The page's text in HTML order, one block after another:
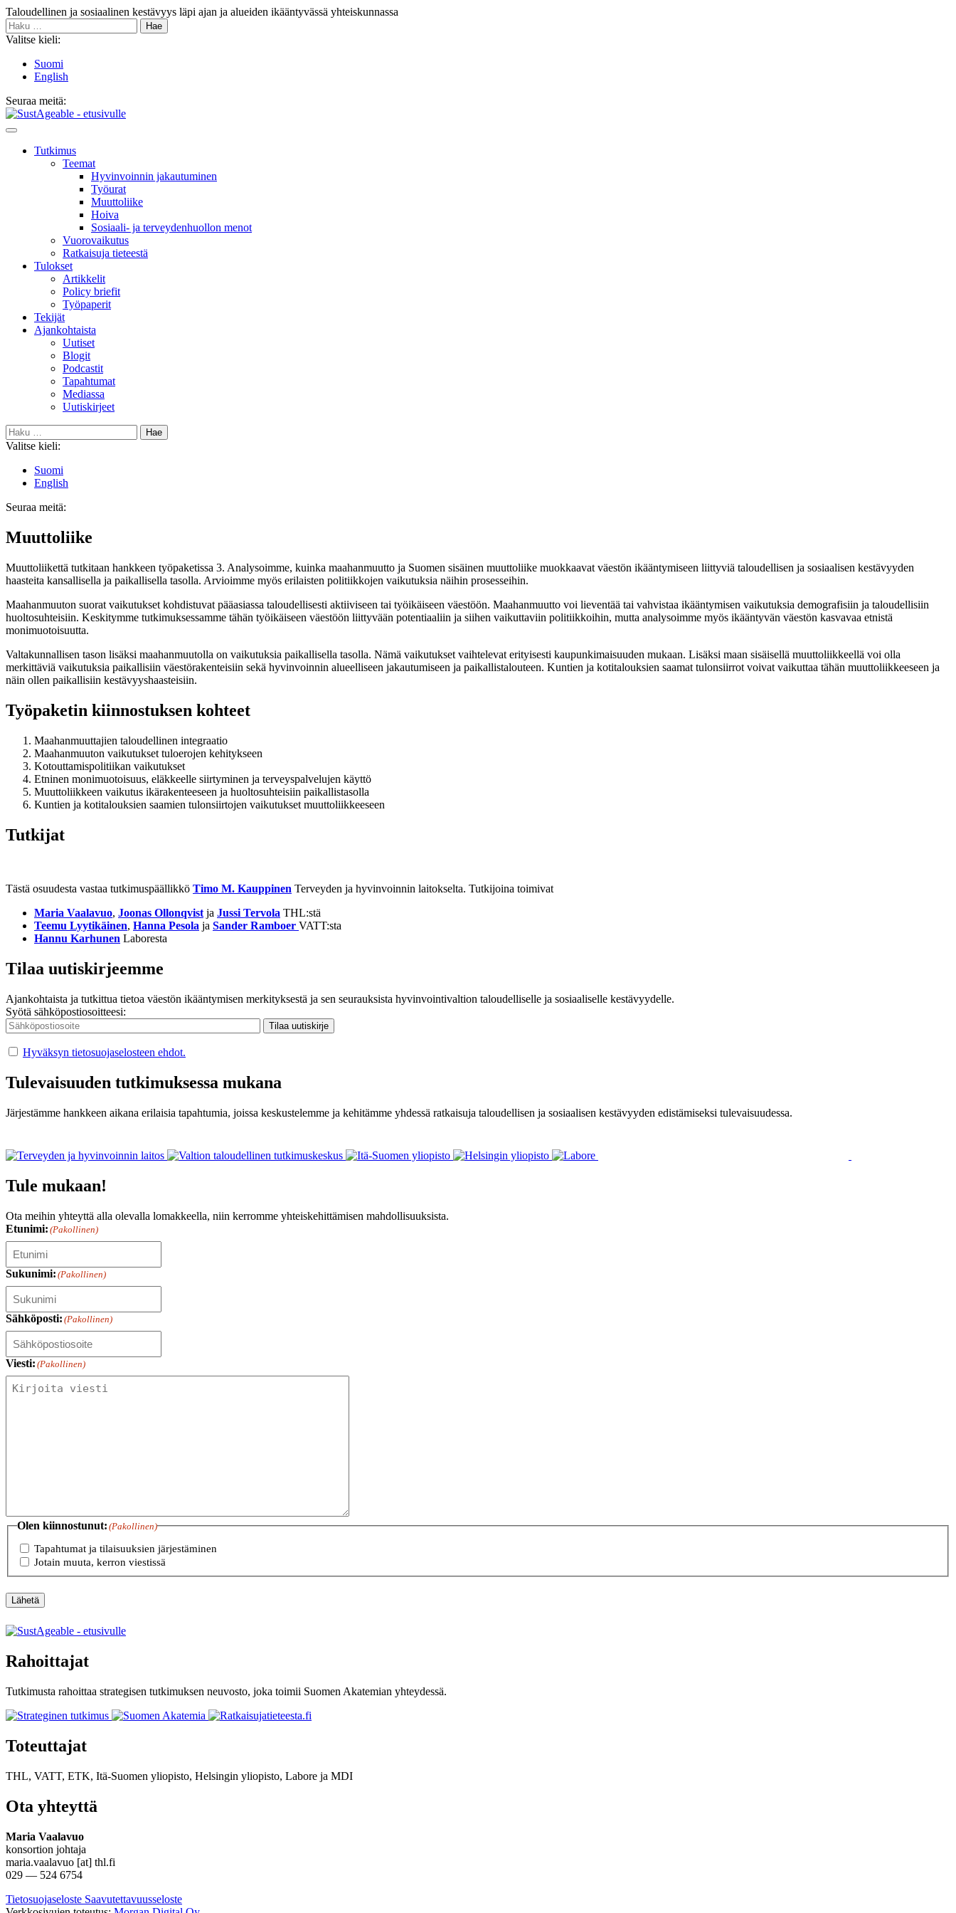
Siirry
sisältöön
Taloudellinen ja sosiaalinen kestävyys läpi ajan ja alueiden ikääntyvässä yhteiskunnassa
Haku:
Valitse kieli:
Suomi
English
Seuraa meitä:
Bluesky
Main
Tutkimus
Teemat
Hyvinvoin­nin jakautuminen
Työurat
Muutto­liike
Hoiva
Sosiaali- ja terveyden­huollon menot
Vuorovaikutus
Ratkaisuja tieteestä
Tulokset
Artikkelit
Policy briefit
Työpaperit
Tekijät
Ajankohtaista
Uutiset
Blogit
Podcastit
Tapahtumat
Mediassa
Uutiskirjeet
Haku:
Valitse kieli:
Suomi
English
Seuraa meitä:
Muutto­liike
Muuttoliikettä tutkitaan hankkeen työpaketissa 3. Analysoimme, kuinka maahanmuutto ja Suomen sisäinen muuttoliike muokkaavat väestön ikääntymiseen liittyviä taloudellisen ja sosiaalisen kestävyyden
haasteita kansallisella ja paikallisella tasolla. Arvioimme myös erilaisten politiikkojen vaikutuksia näihin prosesseihin.
Maahanmuuton suorat vaikutukset kohdistuvat pääasiassa taloudellisesti aktiiviseen tai työikäiseen väestöön. Maahanmuutto voi lieventää tai vahvistaa ikääntymisen vaikutuksia demografisiin ja taloudellisiin
huoltosuhteisiin. Keskitymme tutkimuksessamme tähän työikäiseen väestöön liittyvään potentiaaliin ja siihen vaikuttaviin politiikkoihin, mutta analysoimme myös ikääntyvän väestön kasvavaa etnistä
monimuotoisuutta.
Valtakunnallisen tason lisäksi maahanmuutolla on vaikutuksia paikallisella tasolla. Nämä vaikutukset vaihtelevat erityisesti kaupunkimaisuuden mukaan. Lisäksi maan sisäisellä muuttoliikkeellä voi olla
merkittäviä vaikutuksia paikallisiin väestörakenteisiin sekä hyvinvoinnin alueelliseen jakautumiseen ja paikallistalouteen. Kuntien ja kotitalouksien saamat tulonsiirrot voivat vaikuttaa tähän muuttoliikkeeseen ja
näin ollen paikallisiin kestävyyshaasteisiin.
Työpaketin kiinnostuksen kohteet
Maahanmuuttajien taloudellinen integraatio
Maahanmuuton vaikutukset tuloerojen kehitykseen
Kotouttamispolitiikan vaikutukset
Etninen monimuotoisuus, eläkkeelle siirtyminen ja terveyspalvelujen käyttö
Muuttoliikkeen vaikutus ikärakenteeseen ja huoltosuhteisiin paikallistasolla
Kuntien ja kotitalouksien saamien tulonsiirtojen vaikutukset muuttoliikkeeseen
Tutkijat
Tästä osuudesta vastaa tutkimuspäällikkö Timo M. Kauppinen Terveyden ja hyvinvoinnin laitokselta. Tutkijoina toimivat
Maria Vaalavuo, Joonas Ollonqvistja Jussi Tervola THL:stä
Teemu Lyytikäinen, Hanna Pesola ja Sander Ramboer VATT:sta
Hannu Karhunen Laboresta
Tilaa uutiskirjeemme
Ajankohtaista ja tutkittua tietoa väestön ikääntymisen merkityksestä ja sen seurauksista hyvinvointivaltion taloudelliselle ja sosiaaliselle kestävyydelle.
Syötä sähköpostiosoitteesi:
Hyväksyn tietosuojaselosteen ehdot.
Tulevaisuuden tutkimuksessa mukana
Järjestämme hankkeen aikana erilaisia tapahtumia, joissa keskustelemme ja kehitämme yhdessä ratkaisuja taloudellisen ja sosiaalisen kestävyyden edistämiseksi tulevaisuudessa.
Tule mukaan!
Ota meihin yhteyttä alla olevalla lomakkeella, niin kerromme yhteiskehittämisen mahdollisuuksista.
Etunimi: (Pakollinen)
Sukunimi: (Pakollinen)
Sähköposti: (Pakollinen)
Viesti: (Pakollinen)
Olen kiinnostunut: (Pakollinen)
Tapahtumat ja tilaisuuksien järjestäminen
Jotain muuta, kerron viestissä
Lähetä
Rahoittajat
Tutkimusta rahoittaa strategisen tutkimuksen neuvosto, joka toimii Suomen Akatemian yhteydessä.
Toteuttajat
THL, VATT, ETK, Itä-Suomen yliopisto, Helsingin yliopisto, Labore ja MDI
Ota yhteyttä
Maria Vaalavuo
konsortion johtaja
maria.vaalavuo [at] thl.fi
029 — 524 6754
Tietosuojaseloste Saavutettavuusseloste